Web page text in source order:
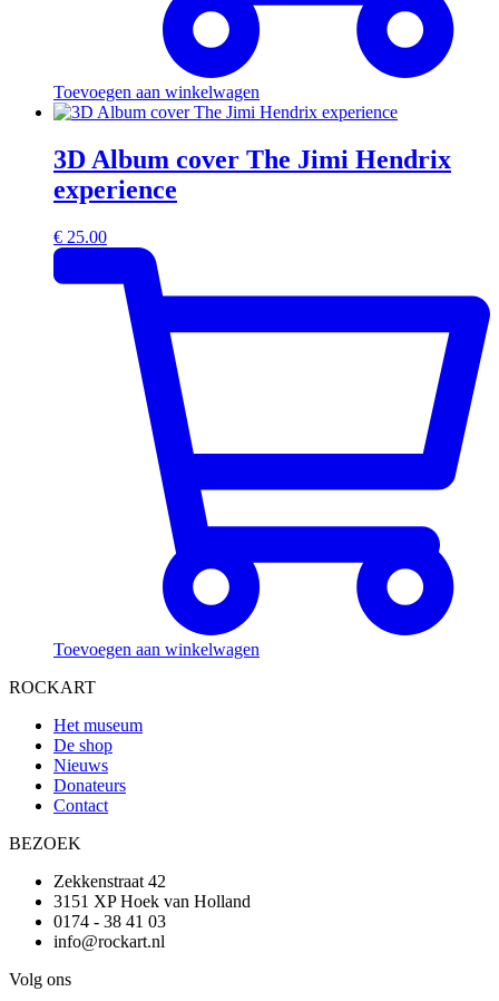
Toevoegen aan winkelwagen
3D Album cover The Jimi Hendrix
experience
€ 25.00
Toevoegen aan winkelwagen
ROCKART
Het museum
De shop
Nieuws
Donateurs
Contact
BEZOEK
Zekkenstraat 42
3151 XP Hoek van Holland
0174 - 38 41 03
info@rockart.nl
Volg ons